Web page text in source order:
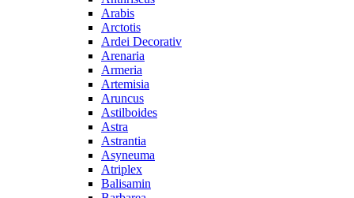
Arabis
Arctotis
Ardei Decorativ
Arenaria
Armeria
Artemisia
Aruncus
Astilboides
Astra
Astrantia
Asyneuma
Atriplex
Balisamin